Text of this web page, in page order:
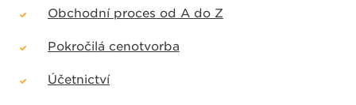
Obchodní proces od A do Z
Pokročilá cenotvorba
Účetnictví